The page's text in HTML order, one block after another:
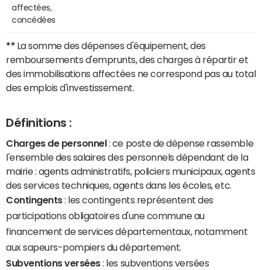
affectées,
concédées
** La somme des dépenses d'équipement, des
remboursements d'emprunts, des charges à répartir et
des immobilisations affectées ne correspond pas au total
des emplois d'investissement.
Définitions :
Charges de personnel : ce poste de dépense rassemble
l'ensemble des salaires des personnels dépendant de la
mairie : agents administratifs, policiers municipaux, agents
des services techniques, agents dans les écoles, etc.
Contingents: les contingents représentent des
participations obligatoires d'une commune au
financement de services départementaux, notamment
aux sapeurs-pompiers du département.
Subventions versées: les subventions versées